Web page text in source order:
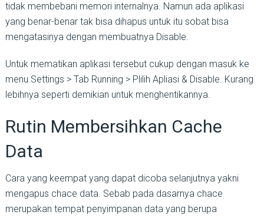
tidak membebani memori internalnya. Namun ada aplikasi
yang benar-benar tak bisa dihapus untuk itu sobat bisa
mengatasinya dengan membuatnya Disable.
Untuk mematikan aplikasi tersebut cukup dengan masuk ke
menu Settings > Tab Running > Plilih Apliasi & Disable. Kurang
lebihnya seperti demikian untuk menghentikannya.
Rutin Membersihkan Cache
Data
Cara yang keempat yang dapat dicoba selanjutnya yakni
mengapus chace data. Sebab pada dasarnya chace
merupakan tempat penyimpanan data yang berupa